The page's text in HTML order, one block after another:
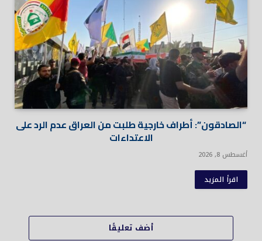
“الصادقون”: أطراف خارجية طلبت من العراق عدم الرد على
الاعتداءات
أغسطس 8, 2026
اقرأ المزيد
أضف تعليقًا